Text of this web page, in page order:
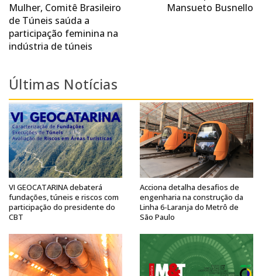
Mulher, Comitê Brasileiro
de Túneis saúda a
participação feminina na
indústria de túneis
Mansueto Busnello
Últimas Notícias
VI GEOCATARINA debaterá
fundações, túneis e riscos com
participação do presidente do
CBT
Acciona detalha desafios de
engenharia na construção da
Linha 6-Laranja do Metrô de
São Paulo